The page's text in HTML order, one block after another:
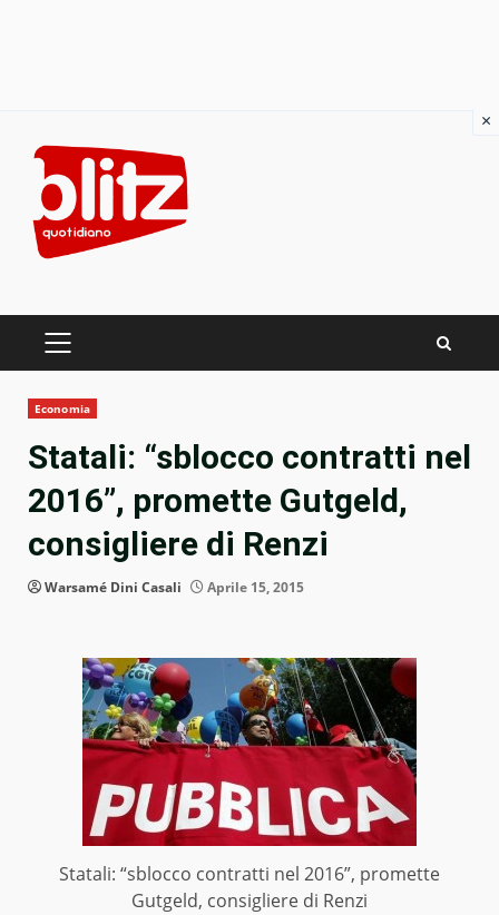
content
PRIMARY
Economia
Statali: “sblocco contratti nel
2016”, promette Gutgeld,
consigliere di Renzi
Warsamé Dini Casali Aprile 15, 2015
Statali: “sblocco contratti nel 2016”, promette
Gutgeld, consigliere di Renzi
×